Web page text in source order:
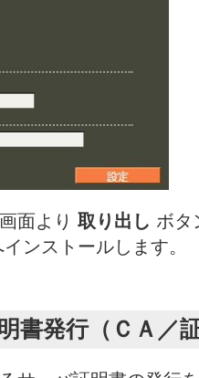
面より 取り出し ボタ
ンストールします。
書発行（ＣＡ／